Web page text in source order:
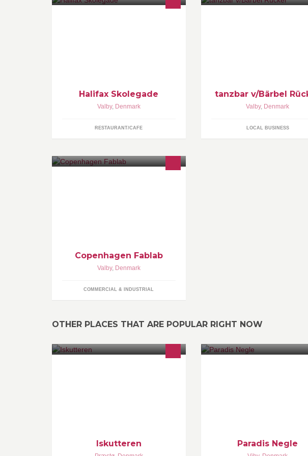
Halifax Skolegade
Valby, Denmark
RESTAURANT/CAFE
tanzbar v/Bärbel
Valby, Denmark
LOCAL BUSINESS
Copenhagen Fablab
Valby, Denmark
COMMERCIAL & INDUSTRIAL
OTHER PLACES THAT ARE POPULAR RIGHT NOW
Iskutteren Paradis Negle